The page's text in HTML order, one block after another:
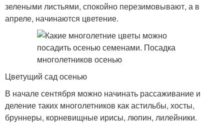
зелеными листьями, спокойно перезимовывают, а в
апреле, начинаются цветение.
Цветущий сад осенью
В начале сентября можно начинать рассаживание и
деление таких многолетников как астильбы, хосты,
бруннеры, корневищные ирисы, люпин, лилейники.